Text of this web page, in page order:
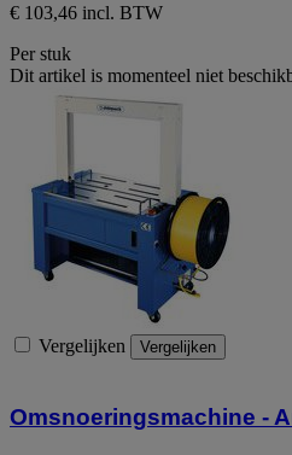
€ 103,46 incl. BTW
Per stuk
Dit artikel is momenteel niet
Vergelijken Vergelijken
Omsnoeringsmachine -